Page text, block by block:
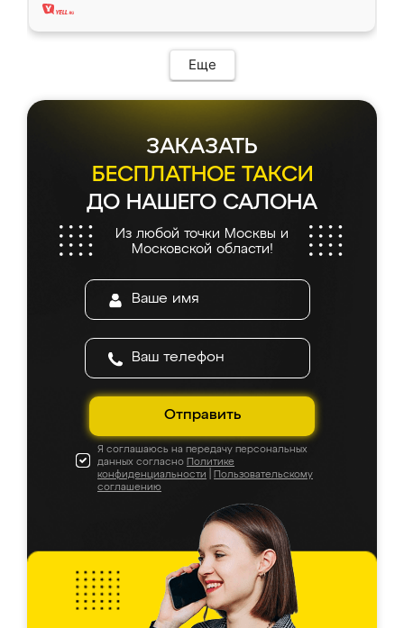
Еще
ЗАКАЗАТЬ
БЕСПЛАТНОЕ ТАКСИ
ДО НАШЕГО САЛОНА
Из любой точки Москвы и
Московской области!
Отправить
Я соглашаюсь на передачу персональных
данных согласно Политике
конфиденциальности
Пользовательскому
соглашению